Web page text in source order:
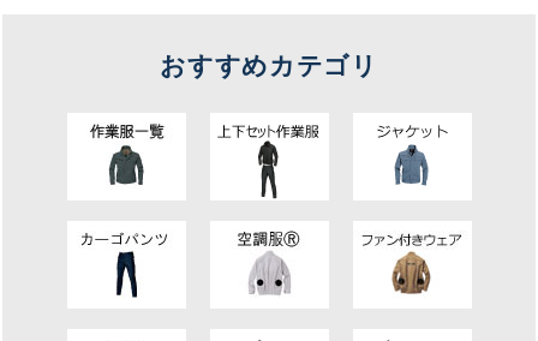
おすすめカテゴリ